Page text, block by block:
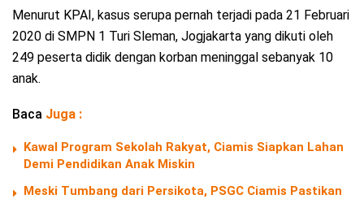
Menurut KPAI, kasus serupa pernah terjadi pada 21 Februari
2020 di SMPN 1 Turi Sleman, Jogjakarta yang dikuti oleh
249 peserta didik dengan korban meninggal sebanyak 10
anak.
Baca Juga :
Kawal Program Sekolah Rakyat, Ciamis Siapkan Lahan
Demi Pendidikan Anak Miskin
Meski Tumbang dari Persikota, PSGC Ciamis Pastikan